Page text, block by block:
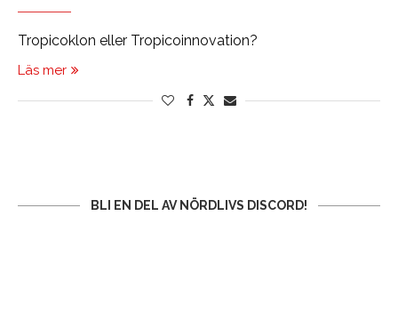
Tropicoklon eller Tropicoinnovation?
Läs mer
BLI EN DEL AV NÖRDLIVS DISCORD!